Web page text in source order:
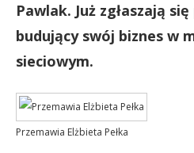
Pawlak. Już zgłaszają
budujący swój biznes w
sieciowym.
Przemawia Elżbieta Pełka